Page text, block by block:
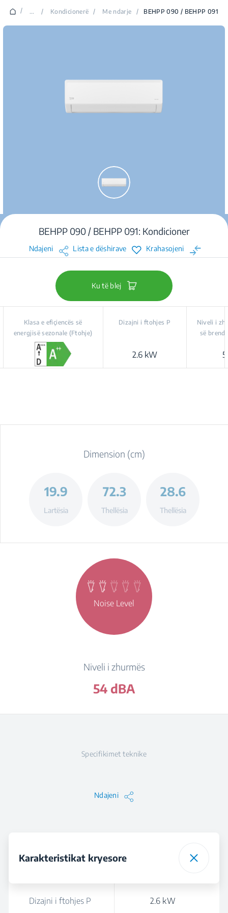
/ ... / Kondicionerë / Me ndarje / BEHPP 090 / BEHPP 091
BEHPP 090 / BEHPP 091: Kondicioner
Ndajeni Lista e dëshirave Krahasojeni
Ku të blej
Klasa e efiçiencës së
energjisë sezonale (Ftohje)
Dizajni i ftohjes P
2.6 kW
Niveli i
së
Dimension (cm)
19.9
Lartësia
72.3
Thellësia
28.6
Thellësia
Noise Level
Niveli i zhurmës
54 dBA
Specifikimet teknike
Ndajeni
Karakteristikat kryesore
Dizajni i ftohjes P 2.6 kW